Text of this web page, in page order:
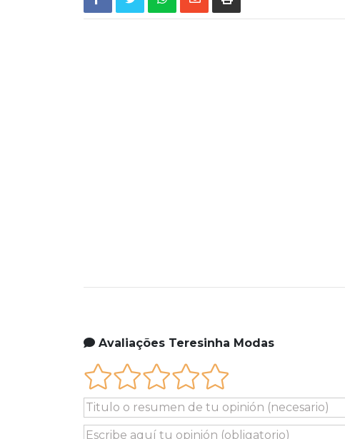
Avaliações Teresinha Modas